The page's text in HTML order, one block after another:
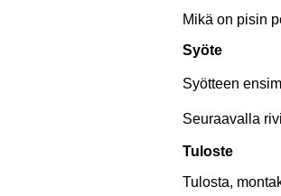
Mikä on pisin
Syöte
Syötteen
Seuraavalla
Tuloste
Tulosta,